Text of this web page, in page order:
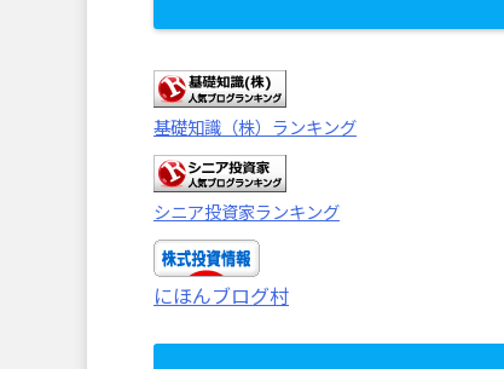
基礎知識（株）ランキング
シニア投資家ランキング
にほんブログ村